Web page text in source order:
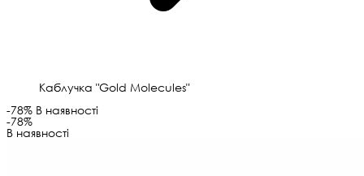
Каблучка "Gold Molecules"
-78% В наявності
-78%
В наявності